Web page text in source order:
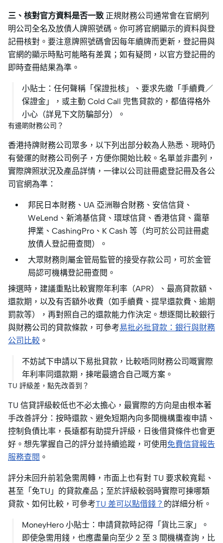
三、核對官方資料是否一致 正規財務公司通常會在官網列
明公司全名及放債人牌照號碼。你可將官網顯示的資料與登
記冊核對。要注意牌照號碼會因每年續牌而更新，登記冊與
官網的顯示時點可能略有差異；如有疑問，以官方登記冊的
即時查冊結果為準。
小貼士：任何聲稱「保證批核」、要求先繳「手續費／
保證金」，或主動 Cold Call 兜售貸款的，都值得格外
小心（詳見下文防騙部分）。
有邊啲財務公司？
香港持牌財務公司眾多，以下列出部分較為人熟悉、現時仍
有營運的財務公司例子，方便你開始比較。名單並非盡列，
實際牌照狀況及產品詳情，一律以公司註冊處登記冊及各公
司官網為準：
邦民日本財務、UA 亞洲聯合財務、安信信貸、
WeLend、新鴻基信貸、環球信貸、香港信貸、靄華
押業、CashingPro、K Cash 等（均可於公司註冊處
放債人登記冊查閱）。
大眾財務則屬金管局監管的接受存款公司，可於金管
局認可機構登記冊查閱。
揀選時，建議重點比較實際年利率（APR）、最高貸款額、
還款期，以及有否額外收費（如手續費、提早還款費、逾期
罰款等），再對照自己的還款能力作決定。想逐間比較銀行
與財務公司的貸款條款，可參考易批必批貸款：銀行與財務
公司比較 。
不妨試下申請以下易批貸款，比較唔同財務公司嘅實際
年利率同還款期，揀啱最適合自己嘅方案。
TU 評級差，點先改善到？
TU 信貸評級較低也不必太擔心，最實際的方向是由根本著
手改善評分：按時還款、避免短期內向多間機構重複申請、
控制負債比率，長遠都有助提升評級，日後借貸條件也會更
好。想先掌握自己的評分並持續追蹤，可使用 免費信貸報告
服務查閱 。
評分未回升前若急需周轉，市面上也有對 TU 要求較寬鬆、
甚至「免TU」的貸款產品；至於評級較弱時實際可揀哪類
貸款、如何比較，可參考TU 差可以點借錢？ 的詳細分析。
MoneyHero 小貼士：申請貸款時記得「貨比三家」。
即使急需用錢，也應盡量向至少 2 至 3 間機構查詢，比